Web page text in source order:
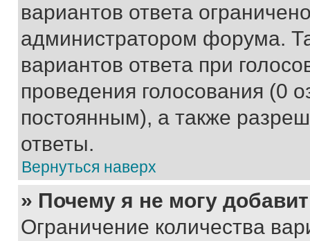
вариантов ответа
администратором форума.
вариантов ответа при
проведения голосования (0
постоянным), а также
ответы.
Вернуться наверх
» Почему я не могу
Ограничение количества